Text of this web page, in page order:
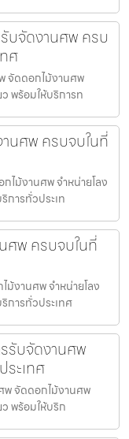
บจัดงานศพ ครบ
ศ
จัดดอกไม้งานศพ
พร้อมให้บริการท
นศพ ครบจบในที่
ไม้งานศพ จำหน่ายโลง
การทั่วประเท
ศพ ครบจบในที่
งานศพ จำหน่ายโลง
การทั่วประเทศ
รับจัดงานศพ
ะเทศ
พ จัดดอกไม้งานศพ
พร้อมให้บริก